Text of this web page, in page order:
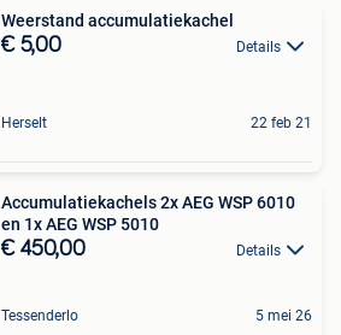
Weerstand accumulatiekachel
€ 5,00 Details
Herselt 22 feb 21
Accumulatiekachels 2x AEG WSP 6010
en 1x AEG WSP 5010
€ 450,00 Details
Tessenderlo 5 mei 26